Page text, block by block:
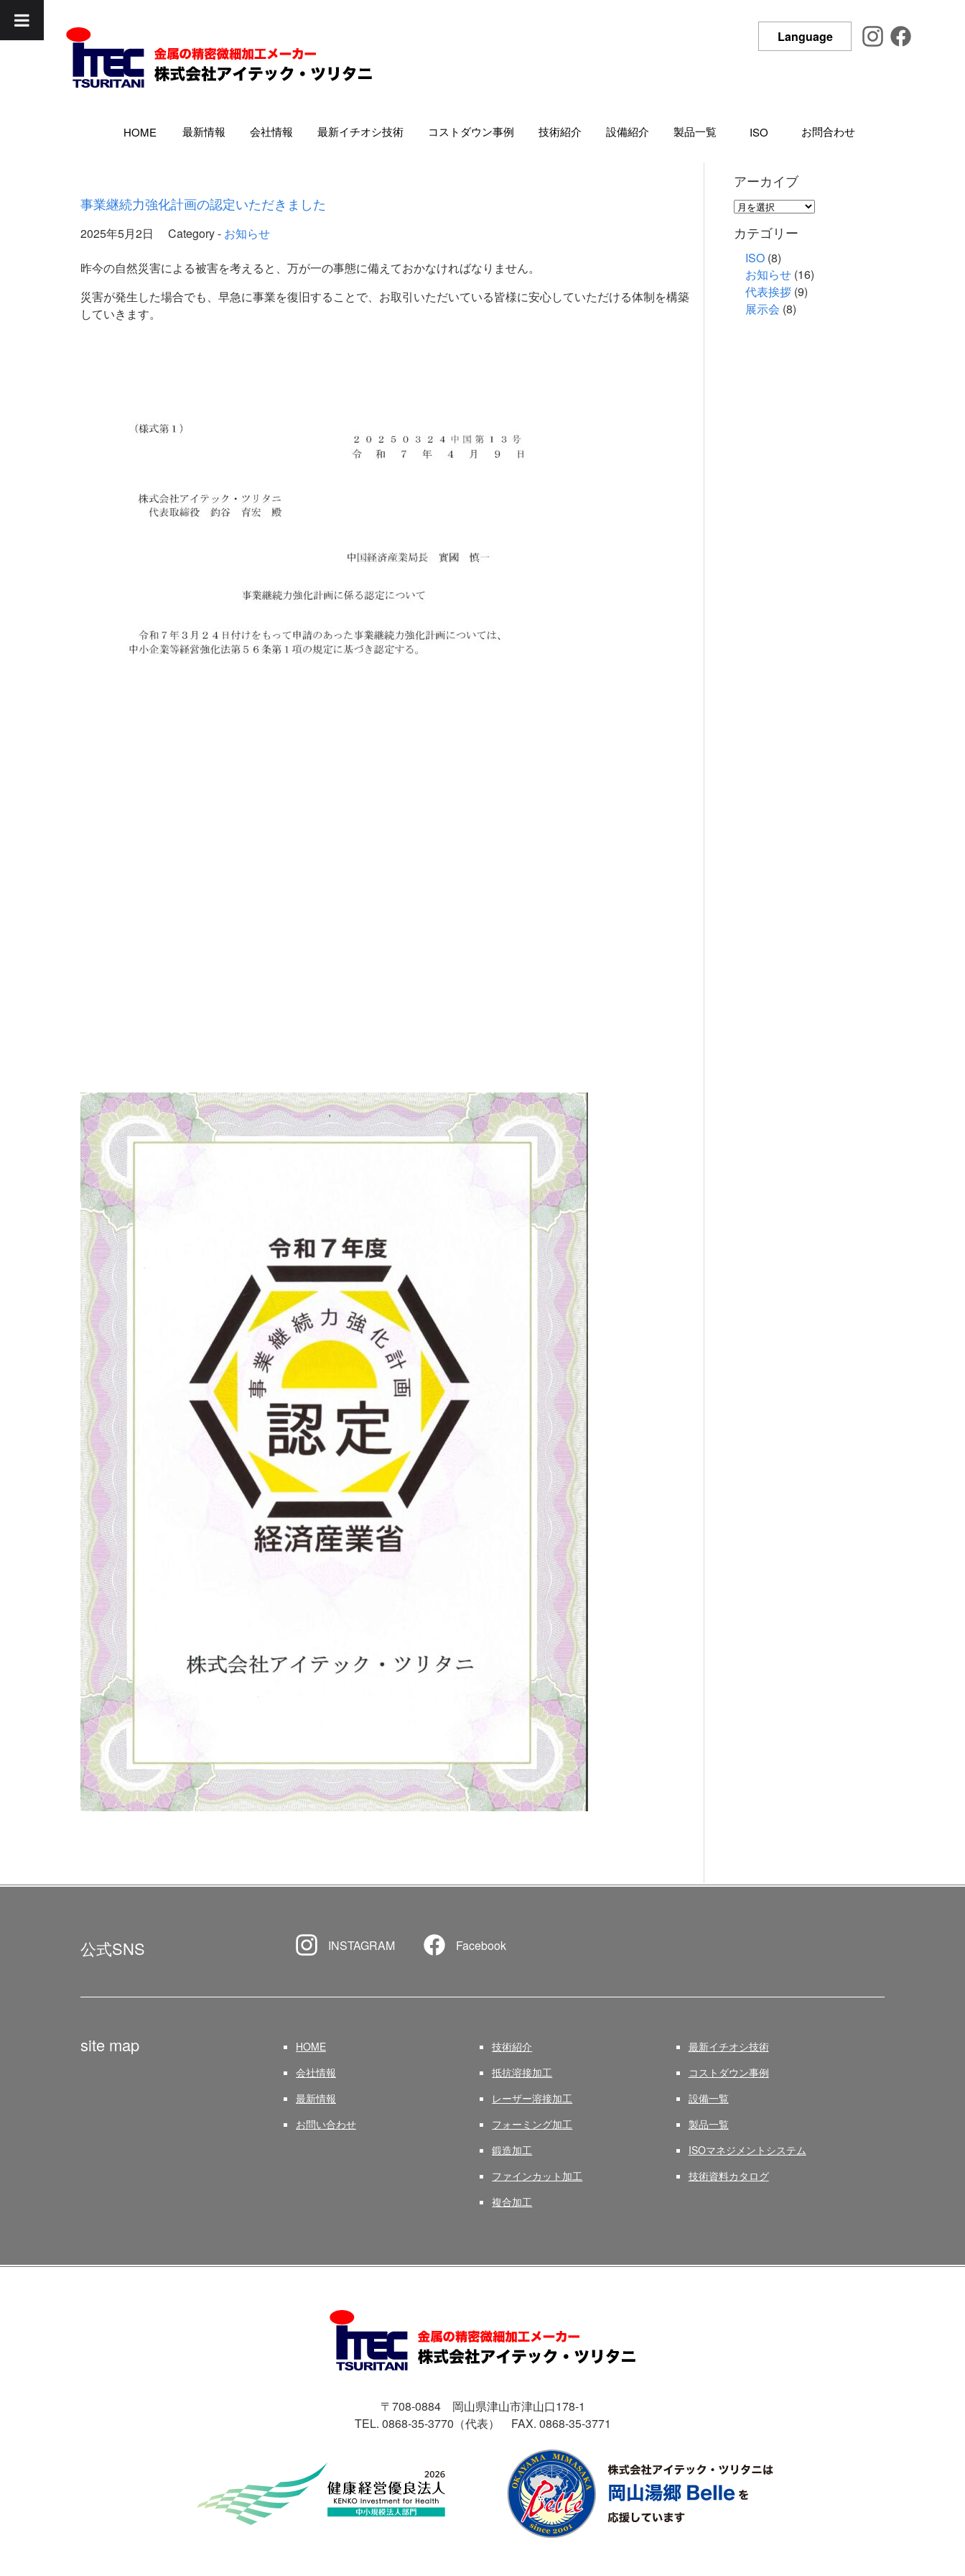
Language
HOME 最新情報 会社情報 最新イチオシ技術 コストダウン事例 技術紹介 設備紹介 製品一覧 ISO お問合わせ
事業継続力強化計画の認定いただきました
2025年5月2日 Category - お知らせ
昨今の自然災害による被害を考えると、万が一の事態に備えておかなければなりません。
災害が発生した場合でも、早急に事業を復旧することで、お取引いただいている皆様に安心していただける体制を構築
していきます。
アーカイブ
ア
カ
カテゴリー
ISO (8)
お知らせ (16)
代表挨拶 (9)
展示会 (8)
公式SNS INSTAGRAM Facebook
site map
HOME
会社情報
最新情報
お問い合わせ
技術紹介
抵抗溶接加工
レーザー溶接加工
フォーミング加工
鍛造加工
ファインカット加工
複合加工
最新イチオシ技術
コストダウン事例
設備一覧
製品一覧
ISOマネジメントシステム
技術資料カタログ
〒708-0884 岡山県津山市津山口178-1
TEL. 0868-35-3770（代表） FAX. 0868-35-3771